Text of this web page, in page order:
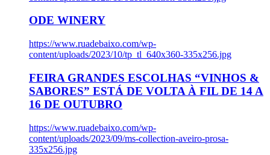
ODE WINERY
https://www.ruadebaixo.com/wp-
content/uploads/2023/10/tp_tl_640x360-335x256.jpg
FEIRA GRANDES ESCOLHAS “VINHOS &
SABORES” ESTÁ DE VOLTA À FIL DE 14 A
16 DE OUTUBRO
https://www.ruadebaixo.com/wp-
content/uploads/2023/09/ms-collection-aveiro-prosa-
335x256.jpg